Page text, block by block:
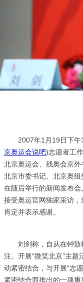
2007年1月19日下午
京奥运会说吧)志愿者工
北京奥运会、残奥会京
北京市委书记、北京奥
在随后举行的新闻发布会
接受奥运官网独家采访
肯定并表示感谢。
刘剑称，自从在钟鼓楼
注。开展“微笑北京”主
动紧密结合，与开展“志
紧密结合而推出的一项